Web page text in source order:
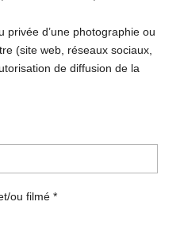
privée d’une photographie ou
(site web, réseaux sociaux,
de diffusion de la
ou filmé *